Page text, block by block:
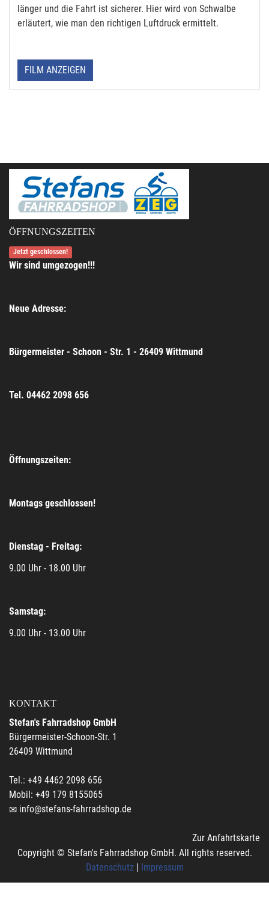
länger und die Fahrt ist sicherer. Hier wird von Schwalbe
erläutert, wie man den richtigen Luftdruck ermittelt.
FILM ANZEIGEN
ÖFFNUNGSZEITEN
Jetzt geschlossen!
Wir sind umgezogen!!!
Neue Adresse:
Bürgermeister - Schoon - Str. 1 - 26409 Wittmund
Tel. 04462 2098 656
Öffnungszeiten:
Montags geschlossen!
Dienstag - Freitag:
9.00 Uhr - 18.00 Uhr
Samstag:
9.00 Uhr - 13.00 Uhr
KONTAKT
Stefan's Fahrradshop GmbH
Bürgermeister-Schoon-Str. 1
26409 Wittmund
Tel.: +49 4462 2098 656
Mobil: +49 179 8155065
info@stefans-fahrradshop.de
Zur Anfahrtskarte
Copyright © Stefan's Fahrradshop GmbH. All rights reserved.
Datenschutz| Impressum